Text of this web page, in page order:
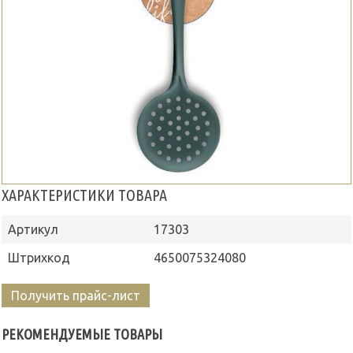
ХАРАКТЕРИСТИКИ ТОВАРА
Артикул
17303
Штрихкод
4650075324080
Получить прайс-лист
РЕКОМЕНДУЕМЫЕ ТОВАРЫ